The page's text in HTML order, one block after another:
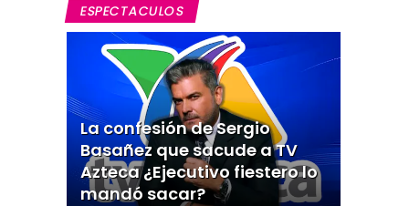
ESPECTACULOS
La confesión de Sergio
Basañez que sacude a TV
Azteca ¿Ejecutivo fiestero lo
mandó sacar?